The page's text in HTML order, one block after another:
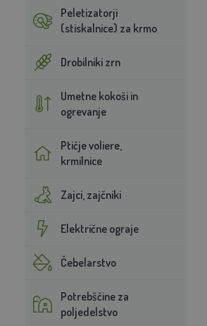
Peletizatorji
(stiskalnice) za krmo
Drobilniki zrn
Umetne kokoši in
ogrevanje
Ptičje voliere,
krmilnice
Zajci, zajčniki
Električne ograje
Čebelarstvo
Potrebščine za
poljedelstvo